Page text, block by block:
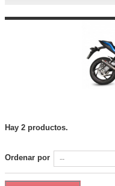
Hay 2 productos.
Ordenar por